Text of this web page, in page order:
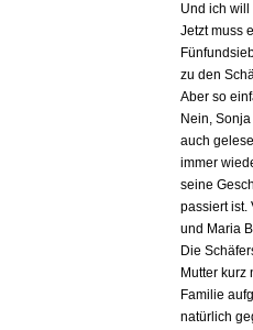
Und ich
Jetzt muss
zu den
Aber so
Nein,
auch
immer
seine
passiert ist.
und Maria
Die
Mutter
Familie
natürlich